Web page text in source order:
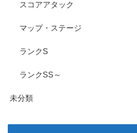
スコアアタック
マップ・ステージ
ランクS
ランクSS～
未分類